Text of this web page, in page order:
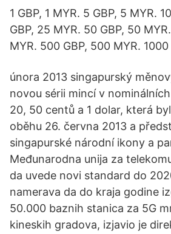
1 GBP, 1 MYR. 5 GBP, 5 MYR.
GBP, 25 MYR. 50 GBP, 50
MYR. 500 GBP, 500 MYR. 1000
února 2013 singapurský
novou sérii mincí v
20, 50 centů a 1 dolar, která
oběhu 26. června 2013 a
singapurské národní ikony a
Međunarodna unija za
da uvede novi standard do
namerava da do kraja godine
50.000 baznih stanica za 5G
kineskih gradova, izjavio je